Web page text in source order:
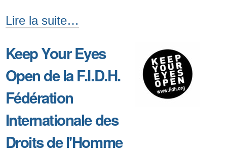
Canonical
Ubuntu
:
U
!
-
Lire la suite…
Keep Your Eyes
Open de la F.I.D.H.
Fédération
Internationale des
Droits de l'Homme